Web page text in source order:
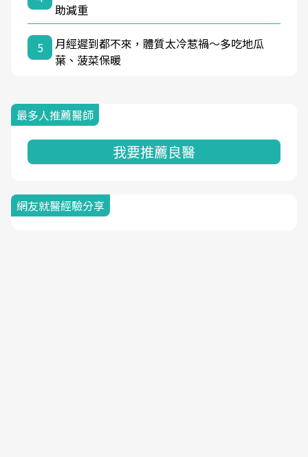
助減重
5
月經遲到都不來，體質太冷惹禍〜多吃地瓜
葉、菠菜保暖
最多人推薦醫師
我要推薦良醫
網友就醫經驗分享